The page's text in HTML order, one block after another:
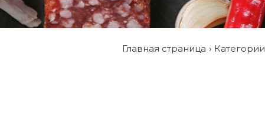
Главная страница Категории